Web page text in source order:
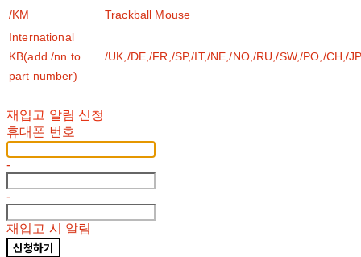
/KM
Trackball Mouse
International
KB(add /nn to
part number)
/UK,/DE,/FR,/SP,/IT,/NE,/NO,/RU,/SW,/PO,/CH,/
재입고 알림 신청
휴대폰 번호
-
-
재입고 시 알림
신청하기